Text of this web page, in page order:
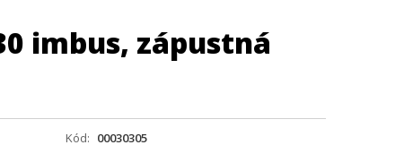
imbus, zápustná
Kód
00030305